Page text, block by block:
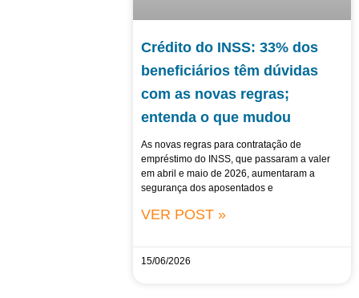
Crédito do INSS: 33% dos
beneficiários têm dúvidas
com as novas regras;
entenda o que mudou
As novas regras para contratação de
empréstimo do INSS, que passaram a valer
em abril e maio de 2026, aumentaram a
segurança dos aposentados e
VER POST »
15/06/2026